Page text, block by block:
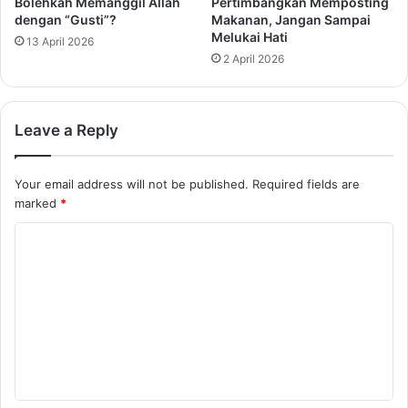
dengan “Gusti”?
13 April 2026
Makanan, Jangan Sampai
Melukai Hati
2 April 2026
Leave a Reply
Your email address will not be published. Required fields are
marked *
t